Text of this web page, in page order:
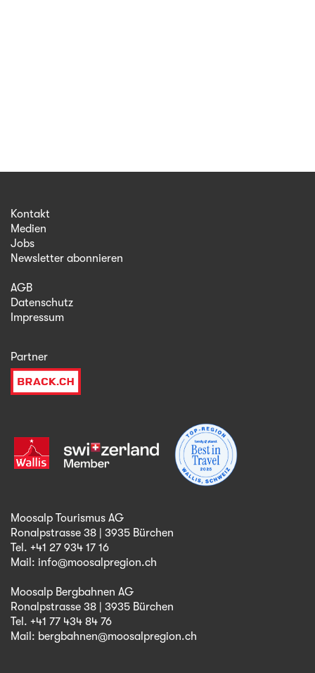
Kontakt
Medien
Jobs
Newsletter abonnieren
AGB
Datenschutz
Impressum
Partner
Moosalp Tourismus AG
Ronalpstrasse 38 | 3935 Bürchen
Tel. +41 27 934 17 16
Mail: info@moosalpregion.ch
Moosalp Bergbahnen AG
Ronalpstrasse 38 | 3935 Bürchen
Tel. +41 77 434 84 76
Mail: bergbahnen@moosalpregion.ch